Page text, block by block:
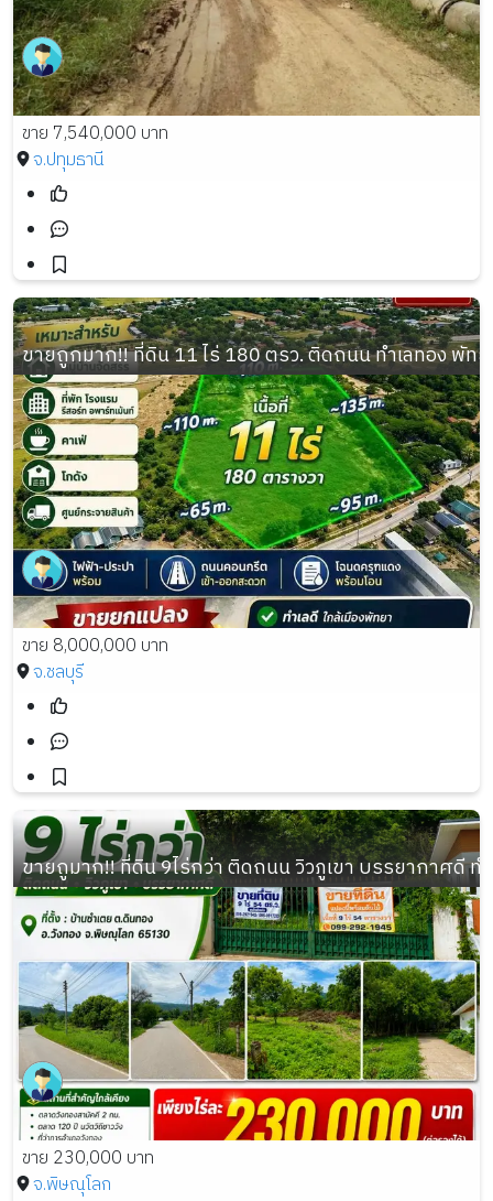
ขาย 7,540,000 บาท
จ.ปทุมธานี
ขายถูกมาก!! ที่ดิน 11 ไร่ 180 ตรว. ติดถนน ทำเลทอง พัท
ขาย 8,000,000 บาท
จ.ชลบุรี
ขายถูมาก!! ที่ดิน 9ไร่กว่า ติดถนน วิวภูเขา บรรยากาศดี ท
ขาย 230,000 บาท
จ.พิษณุโลก